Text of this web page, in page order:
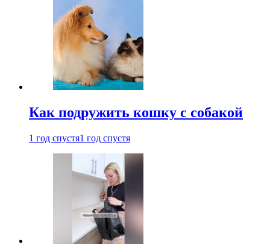
Как подружить кошку с собакой
1 год спустя1 год спустя